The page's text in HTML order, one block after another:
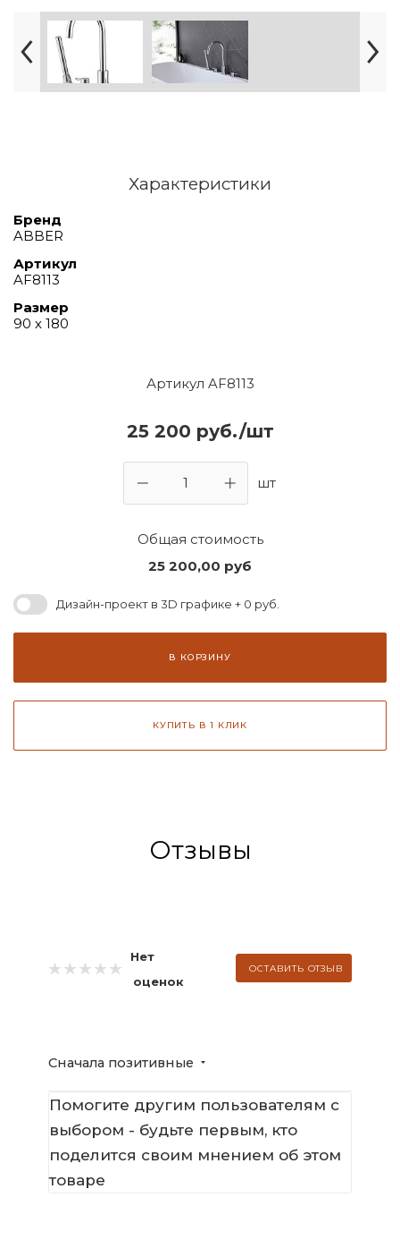
Артикул AF8113
25 200 руб./шт
шт
Общая стоимость
25 200,00 руб
Дизайн-проект в 3D графике + 0 руб.
В КОРЗИНУ
КУПИТЬ В 1 КЛИК
Характеристики
Бренд
ABBER
Артикул
AF8113
Размер
90 х 180
Отзывы
Нет
оценок
ОСТАВИТЬ ОТЗЫВ
Сначала позитивные
Помогите другим пользователям с
выбором - будьте первым, кто
поделится своим мнением об этом
товаре